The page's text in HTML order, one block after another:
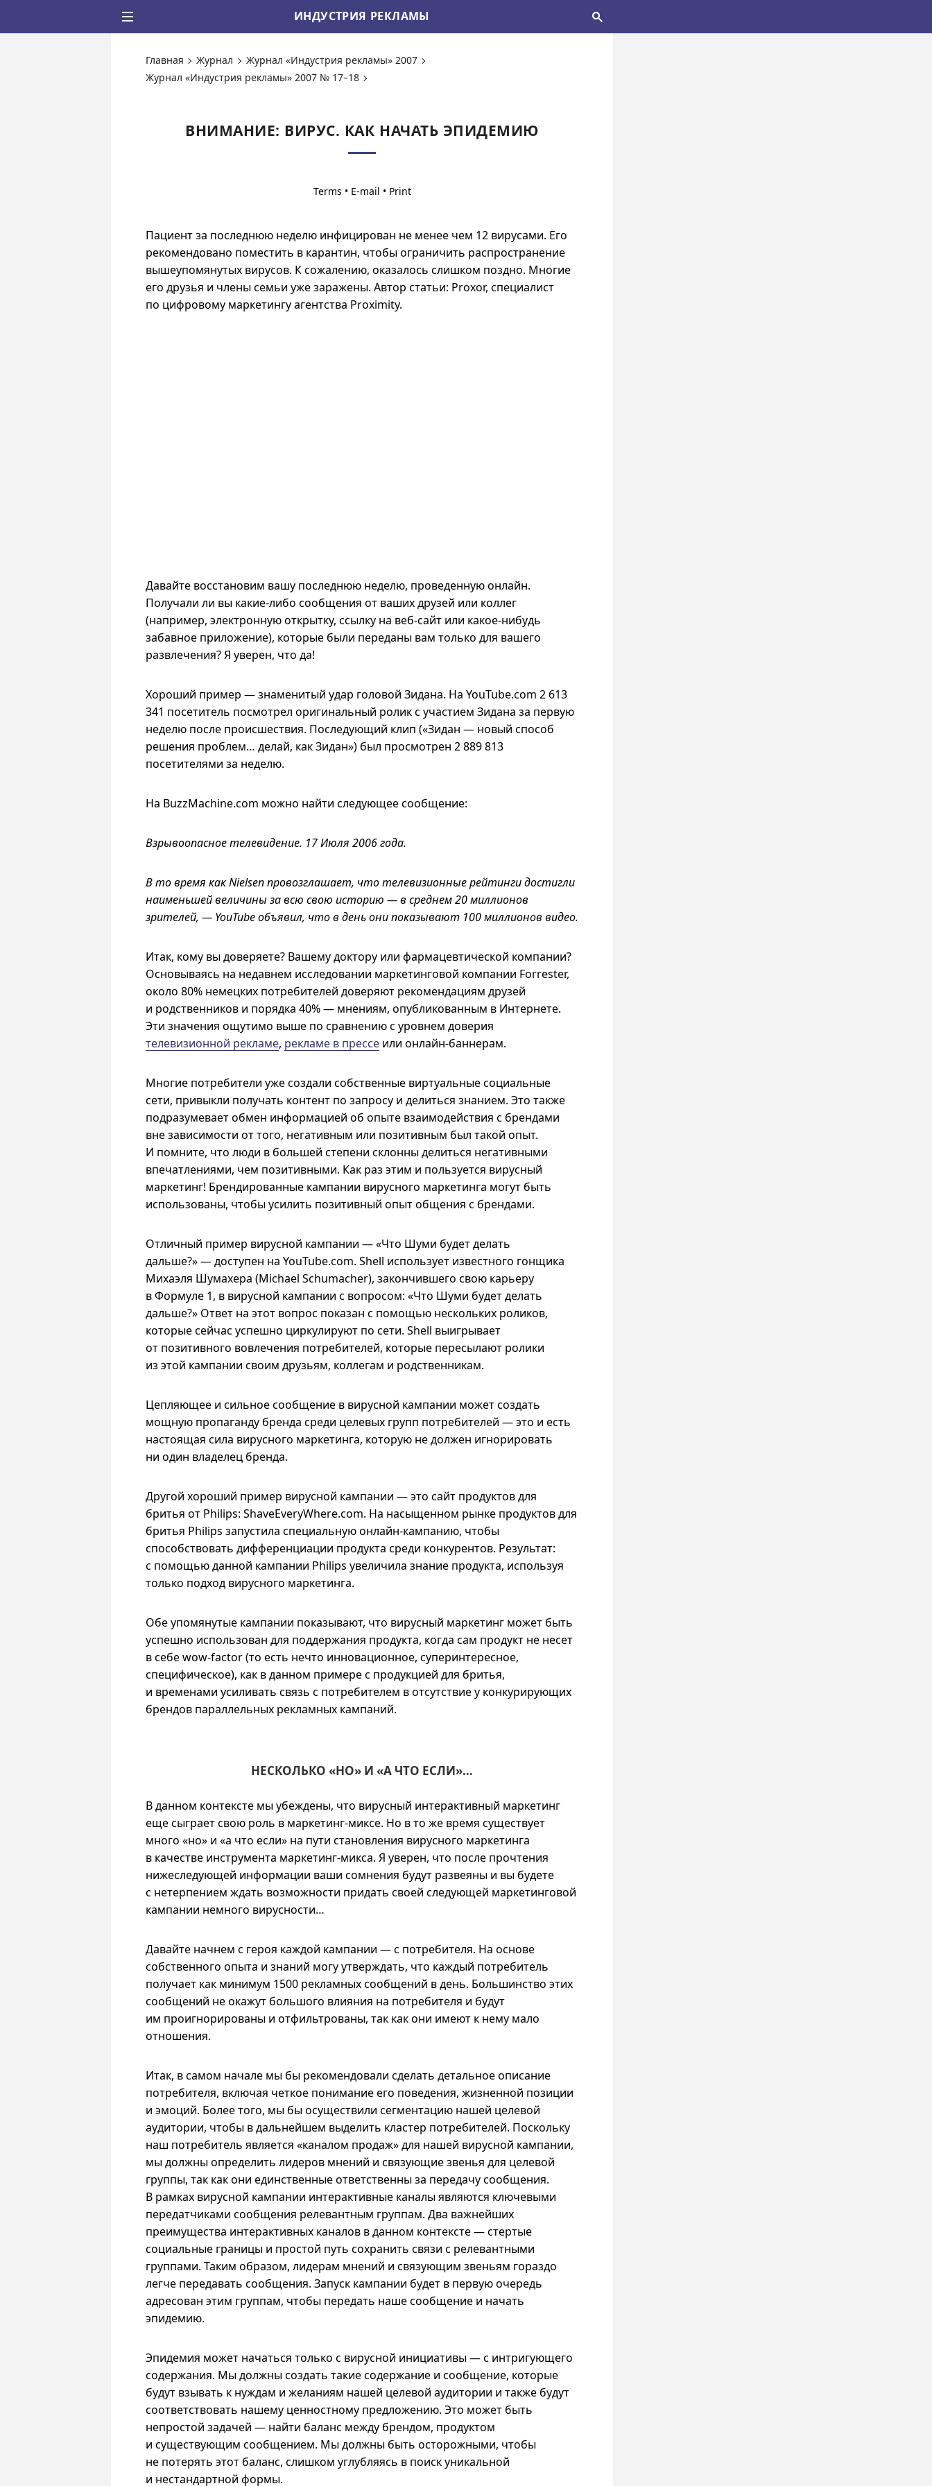
ИНДУСТРИЯ РЕКЛАМЫ
Главная Журнал
Журнал «Индустрия рекламы» 2007
Журнал «Индустрия рекламы» 2007 № 17–18
ВНИМАНИЕ: ВИРУС. КАК НАЧАТЬ ЭПИДЕМИЮ
Пациент за последнюю неделю инфицирован не менее чем 12 вирусами. Его
рекомендовано поместить в карантин, чтобы ограничить распространение
вышеупомянутых вирусов. К сожалению, оказалось слишком поздно. Многие
его друзья и члены семьи уже заражены. Автор статьи: Proxor, специалист
по цифровому маркетингу агентства Proximity.
Давайте восстановим вашу последнюю неделю, проведенную онлайн.
Получали ли вы какие-либо сообщения от ваших друзей или коллег
(например, электронную открытку, ссылку на веб-сайт или какое-нибудь
забавное приложение), которые были переданы вам только для вашего
развлечения? Я уверен, что да!
Хороший пример — знаменитый удар головой Зидана. На YouTube.com 2 613
341 посетитель посмотрел оригинальный ролик с участием Зидана за первую
неделю после происшествия. Последующий клип («Зидан — новый способ
решения проблем… делай, как Зидан») был просмотрен 2 889 813
посетителями за неделю.
На BuzzMachine.com можно найти следующее сообщение:
Взрывоопасное телевидение. 17 Июля 2006 года.
В то время как Nielsen провозглашает, что телевизионные рейтинги достигли
наименьшей величины за всю свою историю — в среднем 20 миллионов
зрителей, — YouTube объявил, что в день они показывают 100 миллионов видео.
Итак, кому вы доверяете? Вашему доктору или фармацевтической компании?
Основываясь на недавнем исследовании маркетинговой компании Forrester,
около 80% немецких потребителей доверяют рекомендациям друзей
и родственников и порядка 40% — мнениям, опубликованным в Интернете.
Эти значения ощутимо выше по сравнению с уровнем доверия
телевизионной рекламе, рекламе в прессе или онлайн-баннерам.
Многие потребители уже создали собственные виртуальные социальные
сети, привыкли получать контент по запросу и делиться знанием. Это также
подразумевает обмен информацией об опыте взаимодействия с брендами
вне зависимости от того, негативным или позитивным был такой опыт.
И помните, что люди в большей степени склонны делиться негативными
впечатлениями, чем позитивными. Как раз этим и пользуется вирусный
маркетинг! Брендированные кампании вирусного маркетинга могут быть
использованы, чтобы усилить позитивный опыт общения с брендами.
Отличный пример вирусной кампании — «Что Шуми будет делать
дальше?» — доступен на YouTube.com. Shell использует известного гонщика
Михаэля Шумахера (Michael Schumacher), закончившего свою карьеру
в Формуле 1, в вирусной кампании с вопросом: «Что Шуми будет делать
дальше?» Ответ на этот вопрос показан с помощью нескольких роликов,
которые сейчас успешно циркулируют по сети. Shell выигрывает
от позитивного вовлечения потребителей, которые пересылают ролики
из этой кампании своим друзьям, коллегам и родственникам.
Цепляющее и сильное сообщение в вирусной кампании может создать
мощную пропаганду бренда среди целевых групп потребителей — это и есть
настоящая сила вирусного маркетинга, которую не должен игнорировать
ни один владелец бренда.
Другой хороший пример вирусной кампании — это сайт продуктов для
бритья от Philips: ShaveEveryWhere.com. На насыщенном рынке продуктов для
бритья Philips запустила специальную онлайн-кампанию, чтобы
способствовать дифференциации продукта среди конкурентов. Результат:
с помощью данной кампании Philips увеличила знание продукта, используя
только подход вирусного маркетинга.
Обе упомянутые кампании показывают, что вирусный маркетинг может быть
успешно использован для поддержания продукта, когда сам продукт не несет
в себе wow-factor (то есть нечто инновационное, суперинтересное,
специфическое), как в данном примере с продукцией для бритья,
и временами усиливать связь с потребителем в отсутствие у конкурирующих
брендов параллельных рекламных кампаний.
НЕСКОЛЬКО «НО» И «А ЧТО ЕСЛИ»…
В данном контексте мы убеждены, что вирусный интерактивный маркетинг
еще сыграет свою роль в маркетинг-миксе. Но в то же время существует
много «но» и «а что если» на пути становления вирусного маркетинга
в качестве инструмента маркетинг-микса. Я уверен, что после прочтения
нижеследующей информации ваши сомнения будут развеяны и вы будете
с нетерпением ждать возможности придать своей следующей маркетинговой
кампании немного вирусности…
Давайте начнем с героя каждой кампании — с потребителя. На основе
собственного опыта и знаний могу утверждать, что каждый потребитель
получает как минимум 1500 рекламных сообщений в день. Большинство этих
сообщений не окажут большого влияния на потребителя и будут
им проигнорированы и отфильтрованы, так как они имеют к нему мало
отношения.
Итак, в самом начале мы бы рекомендовали сделать детальное описание
потребителя, включая четкое понимание его поведения, жизненной позиции
и эмоций. Более того, мы бы осуществили сегментацию нашей целевой
аудитории, чтобы в дальнейшем выделить кластер потребителей. Поскольку
наш потребитель является «каналом продаж» для нашей вирусной кампании,
мы должны определить лидеров мнений и связующие звенья для целевой
группы, так как они единственные ответственны за передачу сообщения.
В рамках вирусной кампании интерактивные каналы являются ключевыми
передатчиками сообщения релевантным группам. Два важнейших
преимущества интерактивных каналов в данном контексте — стертые
социальные границы и простой путь сохранить связи с релевантными
группами. Таким образом, лидерам мнений и связующим звеньям гораздо
легче передавать сообщения. Запуск кампании будет в первую очередь
адресован этим группам, чтобы передать наше сообщение и начать
эпидемию.
Эпидемия может начаться только с вирусной инициативы — с интригующего
содержания. Мы должны создать такие содержание и сообщение, которые
будут взывать к нуждам и желаниям нашей целевой аудитории и также будут
соответствовать нашему ценностному предложению. Это может быть
непростой задачей — найти баланс между брендом, продуктом
и существующим сообщением. Мы должны быть осторожными, чтобы
не потерять этот баланс, слишком углубляясь в поиск уникальной
и нестандартной формы.
• •